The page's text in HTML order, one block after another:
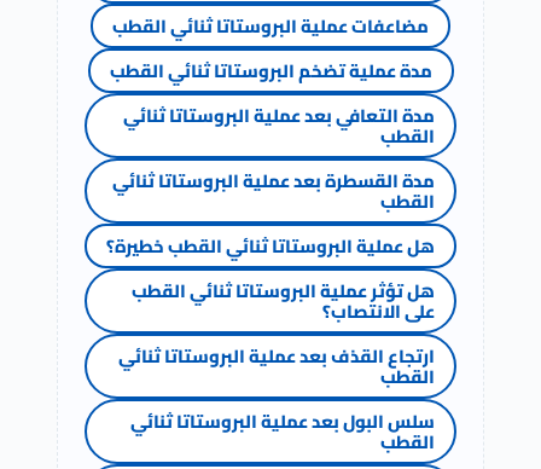
مضاعفات عملية البروستاتا ثنائي القطب
مدة عملية تضخم البروستاتا ثنائي القطب
مدة التعافي بعد عملية البروستاتا ثنائي
القطب
مدة القسطرة بعد عملية البروستاتا ثنائي
القطب
هل عملية البروستاتا ثنائي القطب خطيرة؟
هل تؤثر عملية البروستاتا ثنائي القطب
على الانتصاب؟
ارتجاع القذف بعد عملية البروستاتا ثنائي
القطب
سلس البول بعد عملية البروستاتا ثنائي
القطب